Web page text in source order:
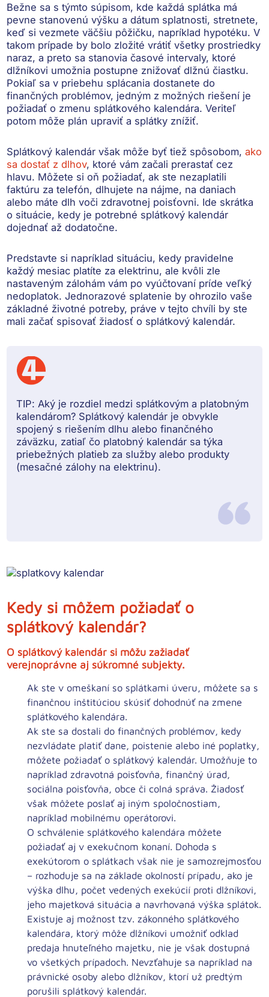
Bežne sa s týmto súpisom, kde každá splátka má
pevne stanovenú výšku a dátum splatnosti, stretnete,
keď si vezmete väčšiu pôžičku, napríklad hypotéku. V
takom prípade by bolo zložité vrátiť všetky prostriedky
naraz, a preto sa stanovia časové intervaly, ktoré
dlžníkovi umožnia postupne znižovať dlžnú čiastku.
Pokiaľ sa v priebehu splácania dostanete do
finančných problémov, jedným z možných riešení je
požiadať o zmenu splátkového kalendára. Veriteľ
potom môže plán upraviť a splátky znížiť.
Splátkový kalendár však môže byť tiež spôsobom,ako
sa dostať z dlhov, ktoré vám začali prerastať cez
hlavu. Môžete si oň požiadať, ak ste nezaplatili
faktúru za telefón, dlhujete na nájme, na daniach
alebo máte dlh voči zdravotnej poisťovni. Ide skrátka
o situácie, kedy je potrebné splátkový kalendár
dojednať až dodatočne.
Predstavte si napríklad situáciu, kedy pravidelne
každý mesiac platíte za elektrinu, ale kvôli zle
nastaveným zálohám vám po vyúčtovaní príde veľký
nedoplatok.Jednorazové splatenie by ohrozilo vaše
základné životné potreby, práve v tejto chvíli by ste
mali začať spisovať žiadosť o splátkový kalendár.
TIP: Aký je rozdiel medzi splátkovým a platobným
kalendárom? Splátkový kalendár je obvykle
spojený s riešením dlhu alebo finančného
záväzku, zatiaľ čo platobný kalendár sa týka
priebežných platieb za služby alebo produkty
(mesačné zálohy na elektrinu).
Kedy si môžem požiadať o
splátkový kalendár?
O splátkový kalendár si môžu zažiadať
verejnoprávne aj súkromné ​​subjekty.
Ak stev omeškaní so splátkami úveru , môžete sa s
finančnou inštitúciou skúsiť dohodnúť na zmene
splátkového kalendára.
Ak ste sa dostali do finančných problémov, kedy
nezvládate platiť dane, poistenie alebo iné poplatky
môžete požiadať o splátkový kalendár. Umožňuje to
napríklad zdravotná poisťovňa, finančný úrad,
sociálna poisťovňa, obce či colná správa. Žiadosť
však môžete poslať aj iným spoločnostiam,
napríklad mobilnému operátorovi.
O schválenie splátkového kalendára môžete
požiadať ajv exekučnom konaní . Dohoda s
exekútorom o splátkach však nie je samozrejmosťou
– rozhoduje sa na základe okolností prípadu , ako je
výška dlhu, počet vedených exekúcií proti dlžníkovi,
jeho majetková situácia a navrhovaná výška splátok.
Existuje aj možnost tzv. zákonného splátkového
kalendára, ktorý môže dlžníkovi umožniť odklad
predaja hnuteľného majetku , nie je však dostupná
vo všetkých prípadoch. Nevzťahuje sa napríklad na
právnické osoby alebo dlžníkov, ktorí už predtým
porušili splátkový kalendár.